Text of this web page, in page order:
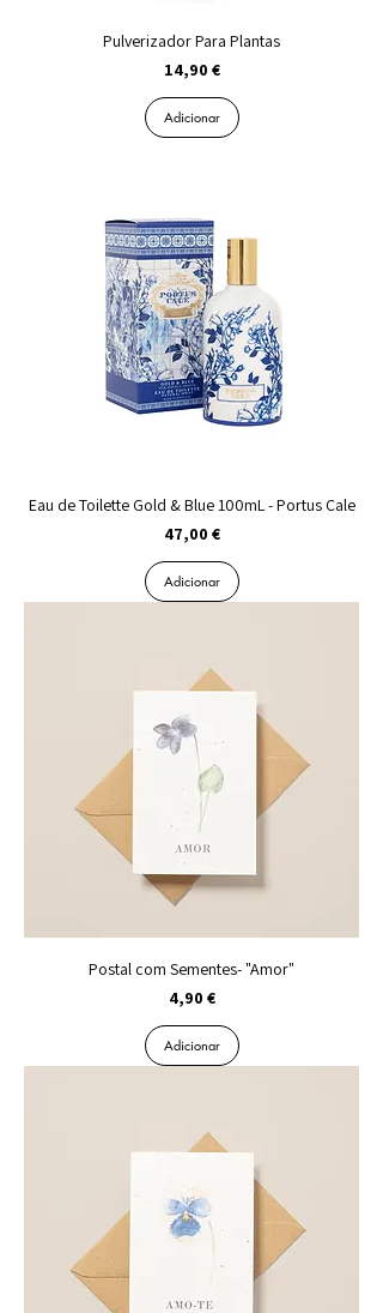
Pulverizador Para Plantas
Preço
14,90 €
Adicionar
Eau de Toilette Gold & Blue 100mL - Portus Cale
Preço
47,00 €
Adicionar
Postal com Sementes- "Amor"
Preço
4,90 €
Adicionar